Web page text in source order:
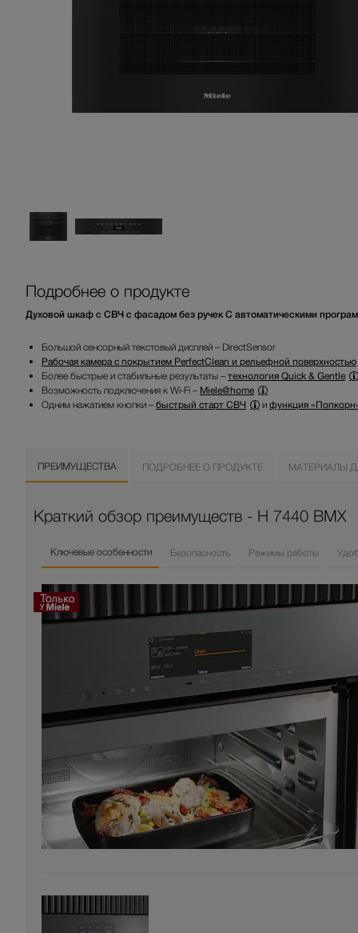
Подробнее о продукте
Духовой шкаф с СВЧ с фасадом без ручек С автоматическими
Большой сенсорный текстовый дисплей – DirectSensor
Рабочая камера с покрытием PerfectClean и рельефной поверхностью
Более быстрые и стабильные результаты – технология Quick & Gentle
Возможность подключения к Wi-Fi – Miele@home
Одним нажатием кнопки – быстрый старт СВЧ и функция
ПРЕИМУЩЕСТВА ПОДРОБНЕЕ О ПРОДУКТЕ МАТЕРИАЛЫ
Краткий обзор преимуществ - H 7440 BMX
Ключевые особенности Безопасность Режимы работы